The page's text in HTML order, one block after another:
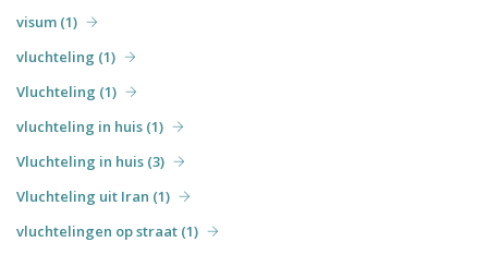
visum (1)
vluchteling (1)
Vluchteling (1)
vluchteling in huis (1)
Vluchteling in huis (3)
Vluchteling uit Iran (1)
vluchtelingen op straat (1)